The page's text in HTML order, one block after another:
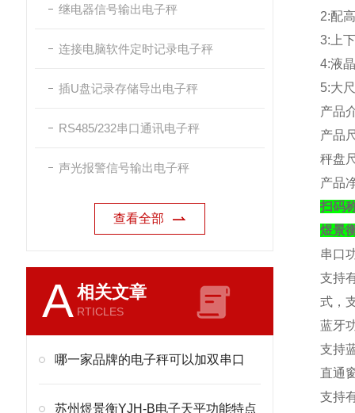
继电器信号输出电子秤
连接电脑软件定时记录电子秤
插U盘记录存储导出电子秤
RS485/232串口通讯电子秤
声光报警信号输出电子秤
查看全部
A相关文章
RTICLES
哪一家品牌的电子秤可以加双串口
苏州煜景衡YJH-B电子天平功能特点
2:配
3: 上
4:液
5:大
产品
产品
秤盘
产品
扫码
煜景
串口
支持
式，
蓝牙
支持
直通
支持